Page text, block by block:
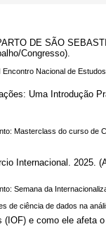
DE SÃO
Congresso).
Nacional de
Uma Introdução
Masterclass do curso de
Internacional. 2025.
Semana da
ciência de dados na
e como ele afeta